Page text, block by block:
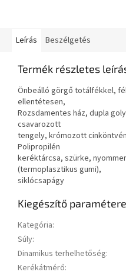
Leírás
Beszélgetés
Termék részletes
Önbeálló görgő totálfékkel,
ellentétesen,
Rozsdamentes ház, dupla
csavarozott
tengely, krómozott
Polipropilén
keréktárcsa, szürke,
(termoplasztikus gumi),
siklócsapágy
Kiegészítő
Kategória:
Súly:
Dinamikus terhelhetőség:
Kerékátmérő: